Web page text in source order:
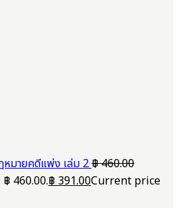
มายคดีแพ่ง เล่ม 2฿460.00
460.00.฿391.00Current price